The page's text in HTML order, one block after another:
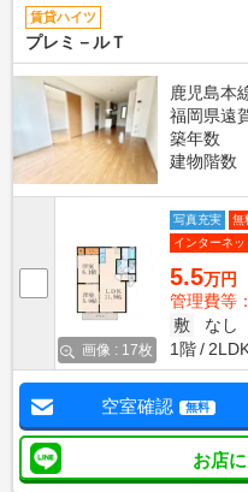
賃貸ハイツ
プレミ－ルＴ
鹿児島本
福岡県遠
築年数
建物階数
画像 : 17枚
写真充実
無
インターネ
5.5万円
管理費等
敷
なし
1階
空室確認 無料
お店